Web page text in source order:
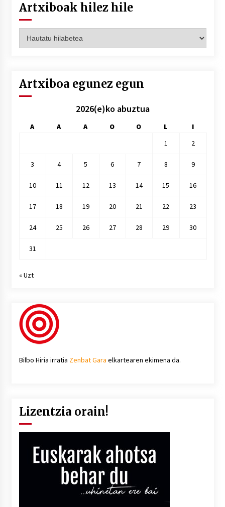
Artxiboak hilez hile
hilez
Artxiboa egunez egun
2026(e)ko abuztua
A A A O O L
I
1
2
3 4 5 6 7 8 9
10 11 12 13 14 15 16
17 18 19 20 21 22 23
24 25 26 27 28 29 30
31
« Uzt
Bilbo Hiria irratia Zenbat Gara elkartearen ekimena da.
Lizentzia orain!